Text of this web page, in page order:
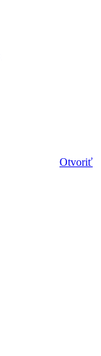
Otvoriť